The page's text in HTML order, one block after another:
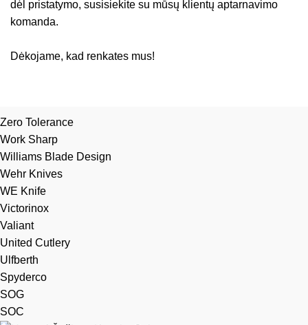
dėl pristatymo, susisiekite su mūsų klientų aptarnavimo
komanda.
Dėkojame, kad renkates mus!
Zero Tolerance
Work Sharp
Williams Blade Design
Wehr Knives
WE Knife
Victorinox
Valiant
United Cutlery
Ulfberth
Spyderco
SOG
SOC